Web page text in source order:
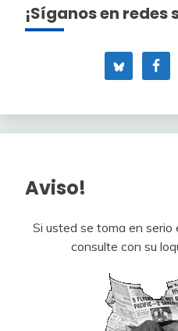
¡Síganos en redes
Aviso!
Si usted se toma en
consulte con su